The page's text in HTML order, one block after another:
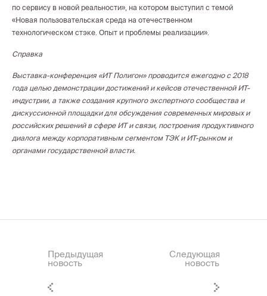
по сервису в новой реальности», на котором выступил с темой
«Новая пользовательская среда на отечественном
технологическом стэке. Опыт и проблемы реализации».
Справка
Выставка-конференция «ИТ Полигон» проводится ежегодно с 2018
года целью демонстрации достижений и кейсов отечественной ИТ-
индустрии, а также создания крупного экспертного сообщества и
дискуссионной площадки для обсуждения современных мировых и
российских решений в сфере ИТ и связи, построения продуктивного
диалога между корпоративным сегментом ТЭК и ИТ-рынком и
органами государственной власти.
Предыдущая
новость
Следующая
новость